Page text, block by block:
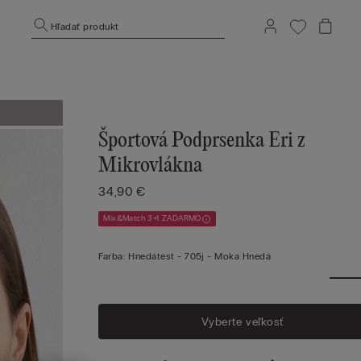
Hľadať produkt
Športová Podprsenka Eri z
Mikrovlákna
34,90 €
Mix&Match 3+1 ZADARMO
Farba: Hnedátest -705j - Moka Hnedá
Vyberte veľkosť